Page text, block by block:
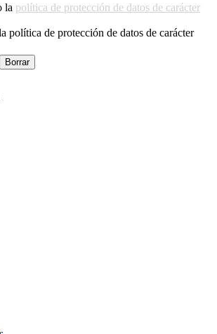
la política de protección de datos de carácter
política de protección de datos de carácter